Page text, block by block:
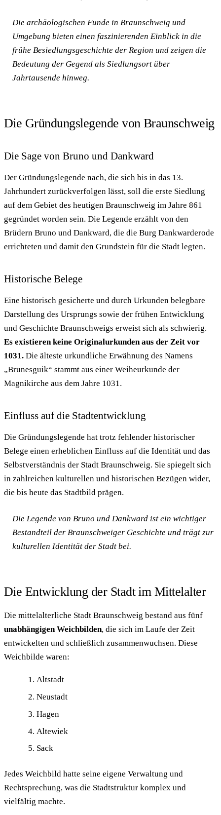
Die archäologischen Funde in Braunschweig und
Umgebung bieten einen faszinierenden Einblick in die
frühe Besiedlungsgeschichte der Region und zeigen die
Bedeutung der Gegend als Siedlungsort über
Jahrtausende hinweg.
Die Gründungslegende von Braunschweig
Die Sage von Bruno und Dankward
Der Gründungslegende nach, die sich bis in das 13.
Jahrhundert zurückverfolgen lässt, soll die erste Siedlung
auf dem Gebiet des heutigen Braunschweig im Jahre 861
gegründet worden sein. Die Legende erzählt von den
Brüdern Bruno und Dankward, die die Burg Dankwarderode
errichteten und damit den Grundstein für die Stadt legten.
Historische Belege
Eine historisch gesicherte und durch Urkunden belegbare
Darstellung des Ursprungs sowie der frühen Entwicklung
und Geschichte Braunschweigs erweist sich als schwierig.
Es existieren keine Originalurkunden aus der Zeit vor
1031. Die älteste urkundliche Erwähnung des Namens
„Brunesguik“ stammt aus einer Weiheurkunde der
Magnikirche aus dem Jahre 1031.
Einfluss auf die Stadtentwicklung
Die Gründungslegende hat trotz fehlender historischer
Belege einen erheblichen Einfluss auf die Identität und das
Selbstverständnis der Stadt Braunschweig. Sie spiegelt sich
in zahlreichen kulturellen und historischen Bezügen wider,
die bis heute das Stadtbild prägen.
Die Legende von Bruno und Dankward ist ein wichtiger
Bestandteil der Braunschweiger Geschichte und trägt zur
kulturellen Identität der Stadt bei.
Die Entwicklung der Stadt im Mittelalter
Die mittelalterliche Stadt Braunschweig bestand aus fünf
unabhängigen Weichbilden, die sich im Laufe der Zeit
entwickelten und schließlich zusammenwuchsen. Diese
Weichbilde waren:
Altstadt
Neustadt
Hagen
Altewiek
Sack
Jedes Weichbild hatte seine eigene Verwaltung und
Rechtsprechung, was die Stadtstruktur komplex und
vielfältig machte.